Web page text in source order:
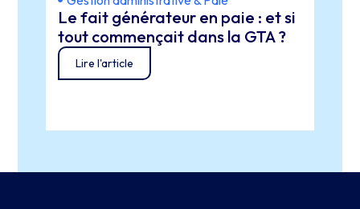
Le fait générateur en paie : et si
tout commençait dans la GTA ?
Lire l'article